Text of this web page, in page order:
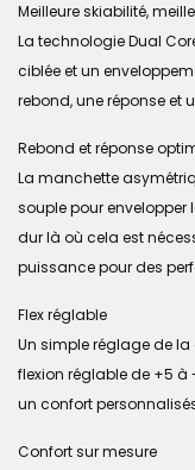
Meilleure skiabilité,
La technologie Dual
ciblée et un
rebond, une réponse et
Rebond et réponse
La manchette
souple pour
dur là où cela est
puissance pour des
Flex réglable
Un simple réglage de
flexion réglable de +5
un confort
Confort sur mesure